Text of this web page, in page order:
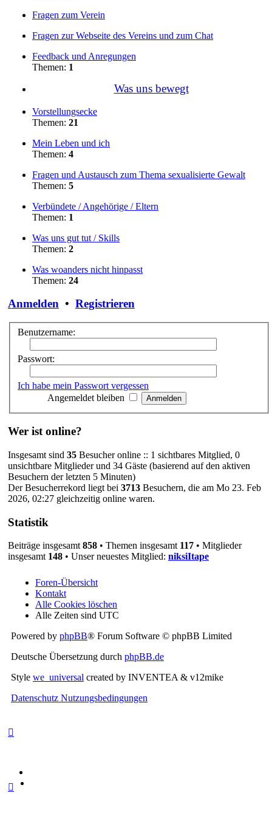
Fragen zum Verein
Fragen zur Webseite des Vereins und zum Chat
Feedback und Anregungen
Themen: 1
Was uns bewegt
Vorstellungsecke
Themen: 21
Mein Leben und ich
Themen: 4
Fragen und Austausch zum Thema sexualisierte Gewalt
Themen: 5
Verbündete / Angehörige / Eltern
Themen: 1
Was uns gut tut / Skills
Themen: 2
Was woanders nicht hinpasst
Themen: 24
Anmelden • Registrieren
Benutzername:
Passwort:
Ich habe mein Passwort vergessen
Angemeldet bleiben
Wer ist online?
Insgesamt sind 35 Besucher online :: 1 sichtbares Mitglied, 0
unsichtbare Mitglieder und 34 Gäste (basierend auf den aktiven
Besuchern der letzten 5 Minuten)
Der Besucherrekord liegt bei 3713 Besuchern, die am Mo 23. Feb
2026, 02:27 gleichzeitig online waren.
Statistik
Beiträge insgesamt858 • Themen insgesamt 117 • Mitglieder
insgesamt 148 • Unser neuestes Mitglied: niksiItape
Foren-Übersicht
Kontakt
Alle Cookies löschen
Alle Zeiten sind UTC
Powered by phpBB® Forum Software © phpBB Limited
Deutsche Übersetzung durch phpBB.de
Style we_universal created by INVENTEA & v12mike
Datenschutz Nutzungsbedingungen